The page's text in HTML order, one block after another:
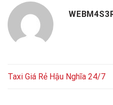
Taxi Giá Rẻ Hậu Nghĩa 24/7